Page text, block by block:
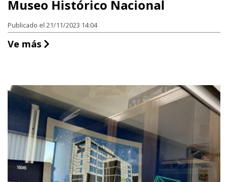
Museo Histórico Nacional
Publicado el 21/11/2023 14:04
Ve más Museo Histórico Nacional